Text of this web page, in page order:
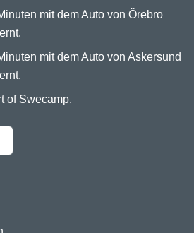
mit dem Auto von Örebro
mit dem Auto von Askersund
of Swecamp.